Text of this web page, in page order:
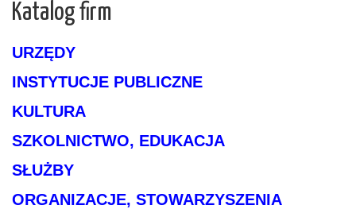
Katalog firm
URZĘDY
INSTYTUCJE PUBLICZNE
KULTURA
SZKOLNICTWO, EDUKACJA
SŁUŻBY
ORGANIZACJE, STOWARZYSZENIA